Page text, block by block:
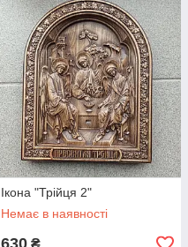
Ікона "Трійця 2"
Немає в наявності
630 ₴